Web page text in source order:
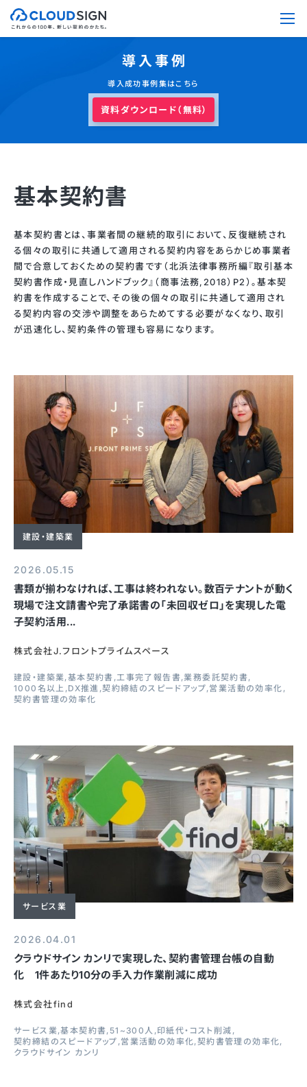
導入事例
導入成功事例集はこちら
資料ダウンロード（無料）
基本契約書
基本契約書とは、事業者間の継続的取引において、反復継続され
る個々の取引に共通して適用される契約内容をあらかじめ事業者
間で合意しておくための契約書です（北浜法律事務所編『取引基本
契約書作成・見直しハンドブック』（商事法務,2018）P2）。基本契
約書を作成することで、その後の個々の取引に共通して適用され
る契約内容の交渉や調整をあらためてする必要がなくなり、取引
が迅速化し、契約条件の管理も容易になります。
建設・建築業
2026.05.15
書類が揃わなければ、工事は終われない。数百テナントが動く
現場で注文請書や完了承諾書の「未回収ゼロ」を実現した電
子契約活用...
株式会社J.フロントプライムスペース
建設・建築業 基本契約書 工事完了報告書 業務委託契約書
1000名以上 DX推進 契約締結のスピードアップ 営業活動の効率化
契約書管理の効率化
サービス業
2026.04.01
クラウドサイン カンリで実現した、契約書管理台帳の自動
化 1件あたり10分の手入力作業削減に成功
株式会社find
サービス業 基本契約書 51~300人 印紙代・コスト削減
契約締結のスピードアップ 営業活動の効率化 契約書管理の効率化
クラウドサイン カンリ